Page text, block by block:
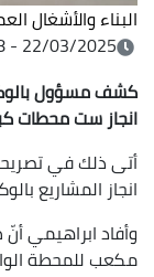
البناء والأشغال
22/03/2025 - 16:28
كشف مسؤول
انجاز ست محطات كبرى
أتى ذلك في
انجاز المشاريع
وأفاد ابراهيمي
مكعب للمحطة